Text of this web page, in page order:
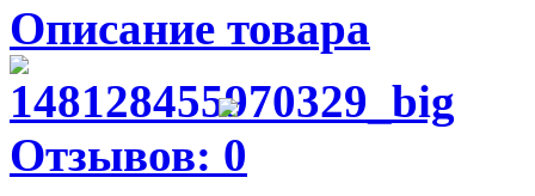
Описание товара
Отзывов: 0